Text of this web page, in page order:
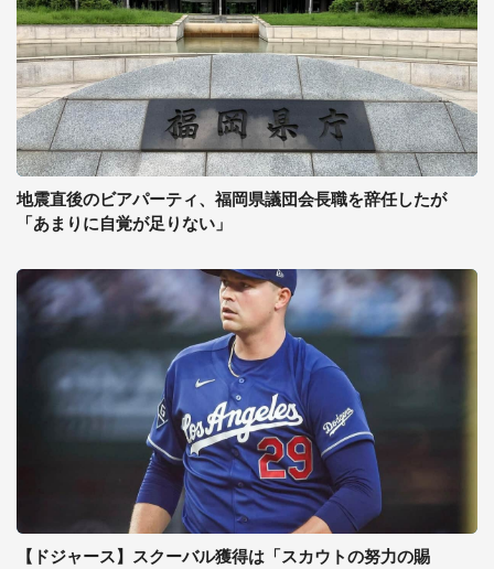
地震直後のビアパーティ、福岡県議団会長職を辞任したが
「あまりに自覚が足りない」
【ドジャース】スクーバル獲得は「スカウトの努力の賜